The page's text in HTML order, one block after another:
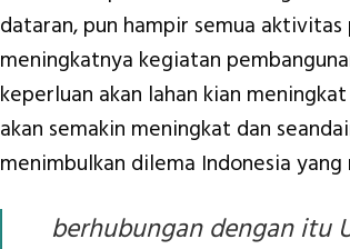
dataran, pun hampir semua
meningkatnya kegiatan
keperluan akan lahan kian
akan semakin meningkat dan
menimbulkan dilema Indonesia
berhubungan dengan itu